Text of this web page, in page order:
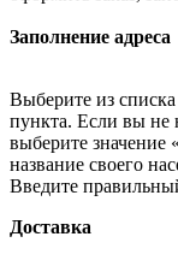
Заполнение адреса
Выберите из
пункта. Если вы не
выберите
название своего
Введите
Доставка